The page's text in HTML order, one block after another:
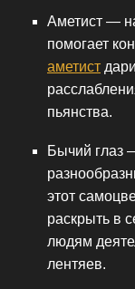
Аметист —
помогает
аметист
пьянства.
Бычий глаз
этот
раскрыть в
людям
лентяев.